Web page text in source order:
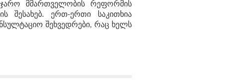
მმართველობის რეფორმის
შესახებ. ერთ-ერთი საკითხია
შეხვედრები, რაც ხელს